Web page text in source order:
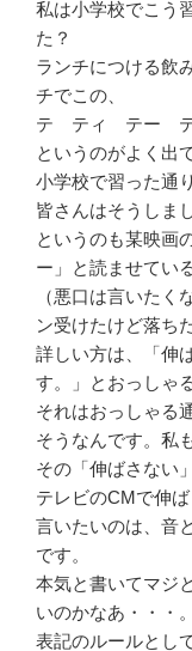
私は小学校でこう
た？
ランチにつける飲
チでこの、
テ ティ テー テ
というのがよく出
小学校で習った通
皆さんはそうしま
というのも某映画
ー」と読ませてい
（悪口は言いたく
ン受けたけど落ち
詳しい方は、「伸
す。」とおっしゃ
それはおっしゃる
そうなんです。私
その「伸ばさない
テレビのCMで伸ば
言いたいのは、音
です。
本気と書いてマジ
いのかなあ・・・。
表記のルールとし